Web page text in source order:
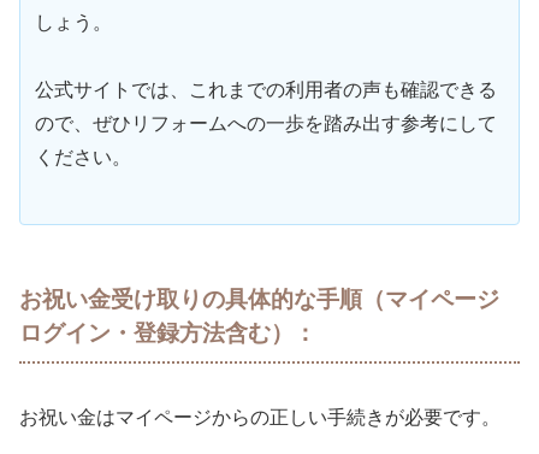
しょう。
公式サイトでは、これまでの利用者の声も確認できる
ので、ぜひリフォームへの一歩を踏み出す参考にして
ください。
お祝い金受け取りの具体的な手順（マイページ
ログイン・登録方法含む）：
お祝い金はマイページからの正しい手続きが必要です。